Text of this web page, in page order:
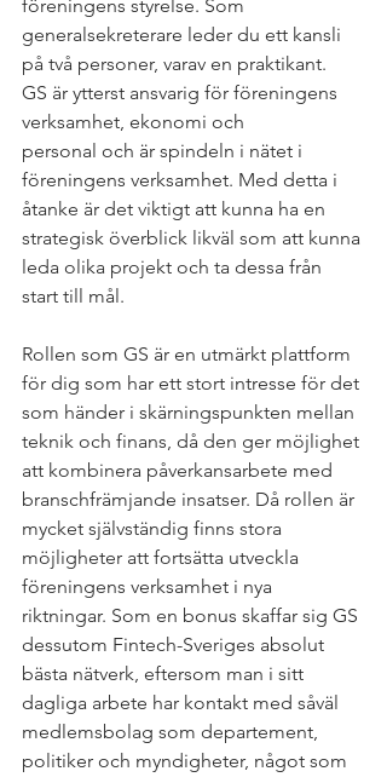
föreningens styrelse. Som
generalsekreterare leder du ett kansli
på två personer, varav en praktikant.
GS är ytterst ansvarig för föreningens
verksamhet, ekonomi och
personal och är spindeln i nätet i
föreningens verksamhet. Med detta i
åtanke är det viktigt att kunna ha en
strategisk överblick likväl som att kunna
leda olika projekt och ta dessa från
start till mål.
Rollen som GS är en utmärkt plattform
för dig som har ett stort intresse för det
som händer i skärningspunkten mellan
teknik och finans, då den ger möjlighet
att kombinera påverkansarbete med
branschfrämjande insatser. Då rollen är
mycket självständig finns stora
möjligheter att fortsätta utveckla
föreningens verksamhet i nya
riktningar. Som en bonus skaffar sig GS
dessutom Fintech-Sveriges absolut
bästa nätverk, eftersom man i sitt
dagliga arbete har kontakt med såväl
medlemsbolag som departement,
politiker och myndigheter, något som